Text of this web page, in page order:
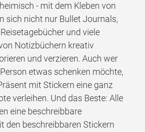
- mit dem Kleben von
sich nicht nur Bullet Journals,
und viele
Notizbüchern kreativ
und verzieren. Auch wer
etwas schenken möchte,
mit Stickern eine ganz
verleihen. Und das Beste: Alle
eine beschreibbare
den beschreibbaren Stickern